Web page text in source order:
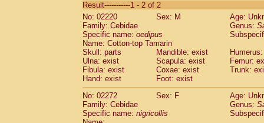
CebidaeSaguinus labiatus(0)
Cebidae Saguinus leucopus (0)
Cebidae
CebidaeSaguinus mystax
Cebidae Saguinus nigricollis (1)
Cebidae Saguinus oedipus
Cebidae Saguinus weddelli
Cebidae Saguinusspp.
Cebidae Aotus trivirgatus
Cebidae
CebidaeCebus apella
Result-----------1 - 2 of 2
No: 02220
Sex: M
Age:
Family: Cebidae
Genus:
Specific name: oedipus
Name: Cotton-top Tamarin
Skull: parts
Mandible: exist
Ulna: exist
Scapula: exist
Femur:
Fibula: exist
Coxae: exist
Trunk:
Hand: exist
Foot: exist
No: 02272
Sex: F
Age:
Family: Cebidae
Genus:
Specific name: nigricollis